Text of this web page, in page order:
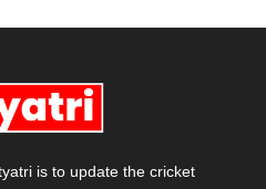
is to update the cricket